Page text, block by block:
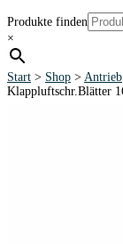
Produkte finden
×
Start > Shop > Antrieb
Klappluftschr.Blätter